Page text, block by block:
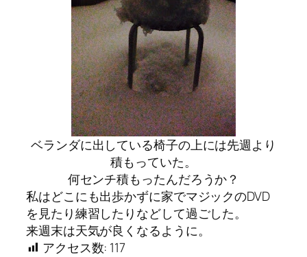
ベランダに出している椅子の上には先週より
積もっていた。
何センチ積もったんだろうか？
私はどこにも出歩かずに家でマジックのDVD
を見たり練習したりなどして過ごした。
来週末は天気が良くなるように。
アクセス数: 117